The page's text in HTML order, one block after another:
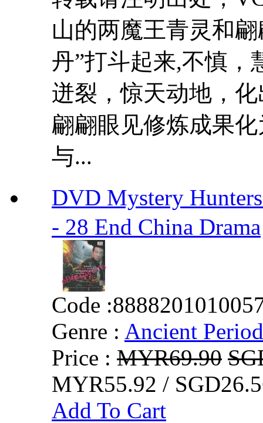
山的两魔王青灵和
丹”打斗起来,不慎，
迸裂，惊天动地，
翩翩眼见修炼成果
与...
DVD Mystery
- 28 End China Drama
Code :
Genre : Ancient Period
Price : MYR69.90
MYR55.92 /
Add To Cart